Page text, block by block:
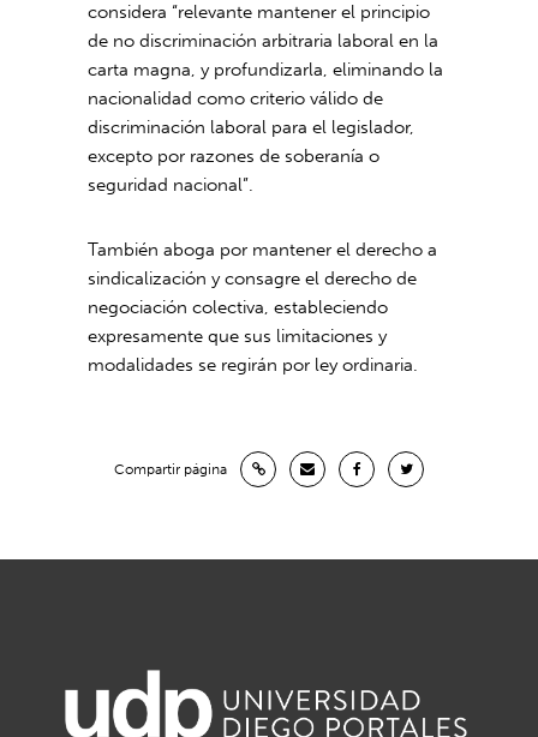
considera “relevante mantener el principio
de no discriminación arbitraria laboral en la
carta magna, y profundizarla, eliminando la
nacionalidad como criterio válido de
discriminación laboral para el legislador,
excepto por razones de soberanía o
seguridad nacional”.
También aboga por mantener el derecho a
sindicalización y consagre el derecho de
negociación colectiva, estableciendo
expresamente que sus limitaciones y
modalidades se regirán por ley ordinaria.
Compartir página